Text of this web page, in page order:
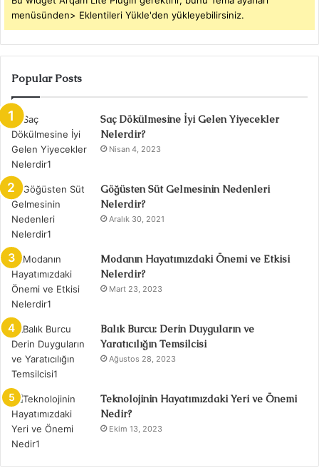
menüsünden> Eklentileri Yükle'den yükleyebilirsiniz.
Popular Posts
Saç Dökülmesine İyi Gelen Yiyecekler
Nelerdir?
Nisan 4, 2023
Göğüsten Süt Gelmesinin Nedenleri
Nelerdir?
Aralık 30, 2021
Modanın Hayatımızdaki Önemi ve Etkisi
Nelerdir?
Mart 23, 2023
Balık Burcu: Derin Duyguların ve
Yaratıcılığın Temsilcisi
Ağustos 28, 2023
Teknolojinin Hayatımızdaki Yeri ve Önemi
Nedir?
Ekim 13, 2023